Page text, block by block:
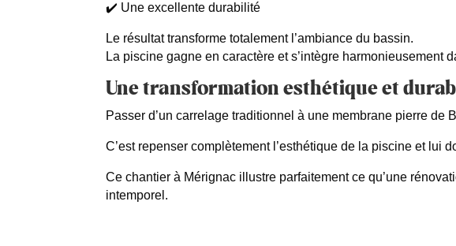
✔️ Une excellente durabilité
Le résultat transforme totalement l’ambiance du bassin.
La piscine gagne en caractère et s’intègre harmonieusement
Une transformation esthétique et
Passer d’un carrelage traditionnel à une membrane pierre de
C’est repenser complètement l’esthétique de la piscine et
Ce chantier à Mérignac illustre parfaitement ce qu’une
intemporel.